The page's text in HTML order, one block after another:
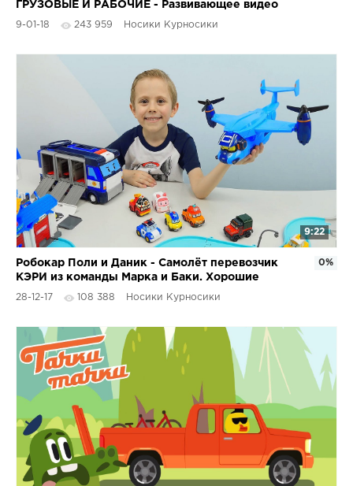
ГРУЗОВЫЕ И РАБОЧИЕ - Развивающее видео
для детей
9-01-18 243 959 Носики Курносики
9:22
Робокар Поли и Даник - Самолёт перевозчик
КЭРИ из команды Марка и Баки. Хорошие
Игрушки для детей
28-12-17 108 388 Носики Курносики
0%